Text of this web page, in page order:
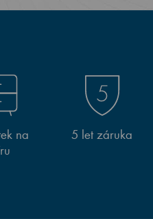
na
5 let záruka